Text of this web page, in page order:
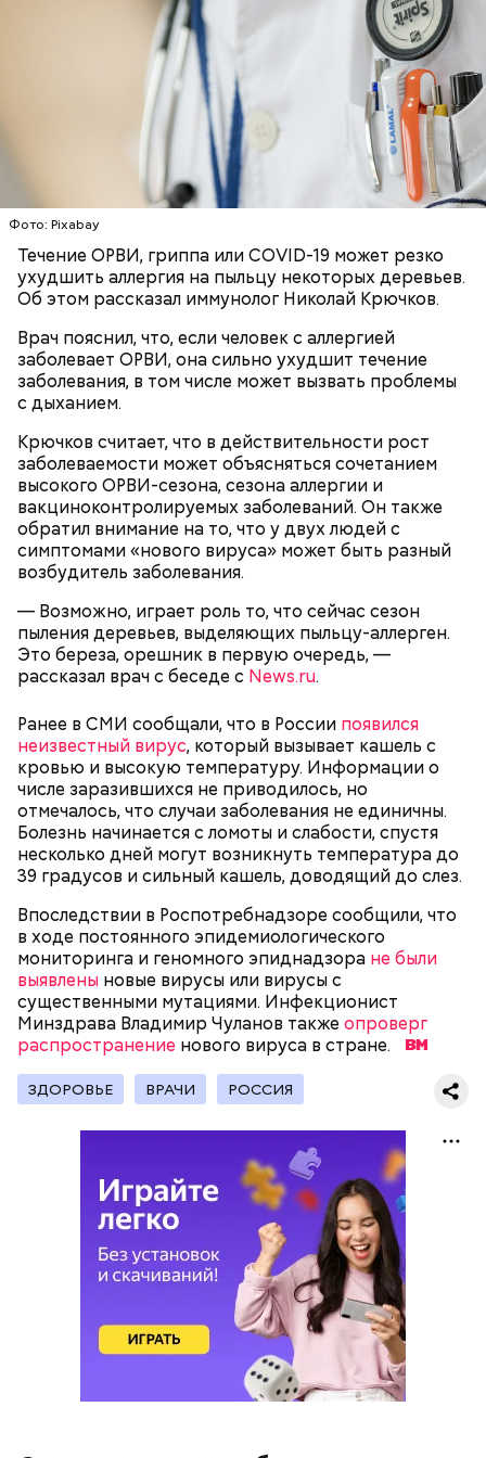
Фото: Pixabay
Течение ОРВИ, гриппа или COVID-19 может резко
ухудшить аллергия на пыльцу некоторых деревьев.
Об этом рассказал иммунолог Николай Крючков.
Врач пояснил, что, если человек с аллергией
заболевает ОРВИ, она сильно ухудшит течение
заболевания, в том числе может вызвать проблемы
с дыханием.
Крючков считает, что в действительности рост
заболеваемости может объясняться сочетанием
высокого ОРВИ-сезона, сезона аллергии и
вакциноконтролируемых заболеваний. Он также
обратил внимание на то, что у двух людей с
симптомами «нового вируса» может быть разный
возбудитель заболевания.
— Возможно, играет роль то, что сейчас сезон
пыления деревьев, выделяющих пыльцу-аллерген.
Это береза, орешник в первую очередь, —
рассказал врач с беседе с News.ru.
Ранее в СМИ сообщали, что в России появился
неизвестный вирус, который вызывает кашель с
кровью и высокую температуру. Информации о
числе заразившихся не приводилось, но
отмечалось, что случаи заболевания не единичны.
Болезнь начинается с ломоты и слабости, спустя
несколько дней могут возникнуть температура до
39 градусов и сильный кашель, доводящий до слез.
Впоследствии в Роспотребнадзоре сообщили, что
в ходе постоянного эпидемиологического
мониторинга и геномного эпиднадзора не были
выявлены новые вирусы или вирусы с
существенными мутациями. Инфекционист
Минздрава Владимир Чуланов также опроверг
распространение нового вируса в стране.
ЗДОРОВЬЕ ВРАЧИ РОССИЯ
кабачок;
петрушка;
оливковое масло;
— Кабачки, порезанные кубиками, нужно легко
обжарить на сковороде. К ним добавляются зелень
петрушки, чеснок, соль и оливковое масло.
Получается очень вкусно, — поделился рецептом
Копылов.
Спагетти из кабачков
с сахарным диабетом;
лишним весом.
— В дыне содержится много сахара, который
представлен фруктозой. С одной стороны — это
помнить, что сладкими дынями не нужно сильно
увлекаться, так же как и арбузами, людям с
сахарным диабетом и лишним весом, —
подчеркнула доктор.
Терапевт Кондрахин назвал
продукты и напитки, которые
Ранние плоды, по словам врача, лучше не есть:
Чистит сосуды и защищает от